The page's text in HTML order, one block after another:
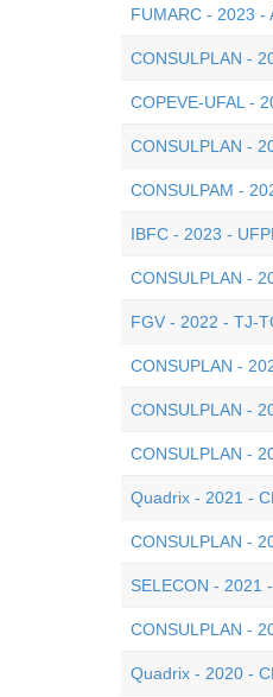
FUMARC - 2023 -
CONSULPLAN -
COPEVE-UFAL -
CONSULPLAN -
CONSULPAM -
IBFC - 2023 -
CONSULPLAN -
FGV - 2022 - TJ-
CONSUPLAN -
CONSULPLAN -
CONSULPLAN -
Quadrix - 2021 -
CONSULPLAN -
SELECON - 2021
CONSULPLAN -
Quadrix - 2020 -